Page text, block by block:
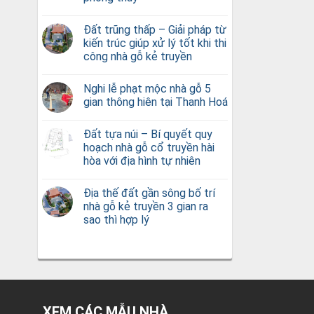
Đất trũng thấp – Giải pháp từ
kiến trúc giúp xử lý tốt khi thi
công nhà gỗ kẻ truyền
Nghi lễ phạt mộc nhà gỗ 5
gian thông hiên tại Thanh Hoá
Đất tựa núi – Bí quyết quy
hoạch nhà gỗ cổ truyền hài
hòa với địa hình tự nhiên
Địa thế đất gần sông bố trí
nhà gỗ kẻ truyền 3 gian ra
sao thì hợp lý